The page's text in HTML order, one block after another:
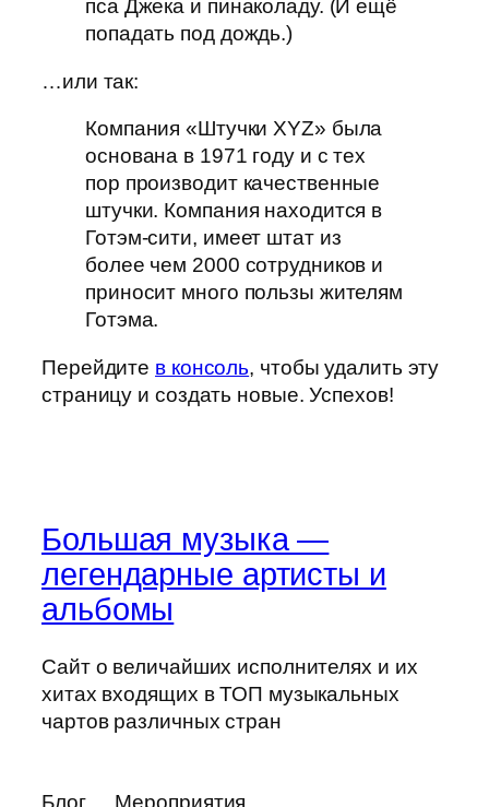
пса Джека и пинаколаду. (И ещё
попадать под дождь.)
…или так:
Компания «Штучки XYZ» была
основана в 1971 году и с тех
пор производит качественные
штучки. Компания находится в
Готэм-сити, имеет штат из
более чем 2000 сотрудников и
приносит много пользы жителям
Готэма.
Перейдите в консоль, чтобы удалить эту
страницу и создать новые. Успехов!
Большая музыка —
легендарные артисты и
альбомы
Сайт о величайших исполнителях и их
хитах входящих в ТОП музыкальных
чартов различных стран
Блог Мероприятия